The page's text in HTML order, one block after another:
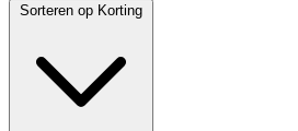
Sorteren op Korting